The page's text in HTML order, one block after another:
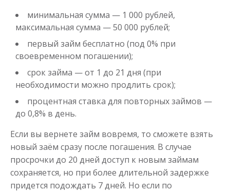
Сумма до 50 000
от 1до 30 дня
Получить
Переведём в долг
минимальная сумма — 1 000 рублей,
максимальная сумма — 50 000 рублей;
первый займ бесплатно (под 0% при
своевременном погашении);
срок займа — от 1 до 21 дня (при
необходимости можно продлить срок);
процентная ставка для повторных займов —
до 0,8% в день.
Если вы вернете займ вовремя, то сможете взять
новый заём сразу после погашения. В случае
просрочки до 20 дней доступ к новым займам
сохраняется, но при более длительной задержке
придется подождать 7 дней. Но если по